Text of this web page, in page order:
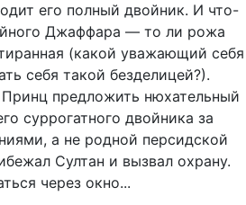
его полный двойник. И что-
Джаффара — то ли рожа
(какой уважающий себя
себя такой безделицей?).
предложить нюхательный
суррогатного двойника за
а не родной персидской
Султан и вызвал охрану.
через окно...